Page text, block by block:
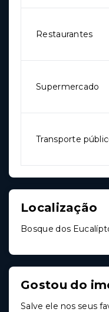
Restaurantes
Supermercado
Transporte
Localização
Bosque dos
Gostou do
Salve ele nos seus